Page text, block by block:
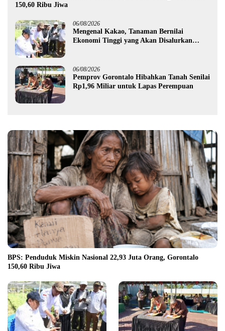
150,60 Ribu Jiwa
06/08/2026
Mengenal Kakao, Tanaman Bernilai
Ekonomi Tinggi yang Akan Disalurkan
06/08/2026
Pemprov Gorontalo Hibahkan Tanah Senilai
Rp1,96 Miliar untuk Lapas Perempuan
BPS: Penduduk Miskin Nasional 22,93 Juta Orang, Gorontalo
150,60 Ribu Jiwa